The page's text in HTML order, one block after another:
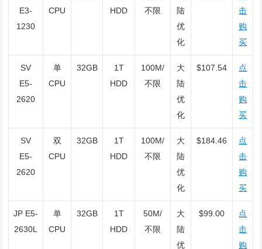
E3-
1230
CPU
HDD
不限
陆
优
化
击
购
买
SV
E5-
2620
单
CPU
32GB
1T
HDD
100M/
不限
大
陆
优
化
$107.54
点
击
购
买
SV
E5-
2620
双
CPU
32GB
1T
HDD
100M/
不限
大
陆
优
化
$184.46
点
击
购
买
JP E5-
2630L
单
CPU
32GB
1T
HDD
50M/
不限
大
陆
优
$99.00
点
击
购